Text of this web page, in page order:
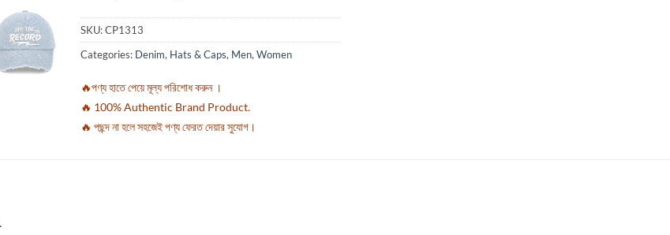
SKU:CP1313
Categories: Denim, Hats & Caps, Men, Women
🔥পণ্য হাতে পেয়ে মূল্য পরিশোধ করুন ।
🔥 100% Authentic Brand Product.
🔥 পছন্দ না হলে সহজেই পণ্য ফেরত দেয়ার সুযোগ।